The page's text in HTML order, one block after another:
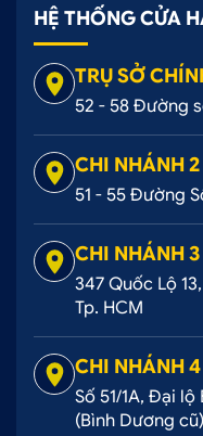
HỆ THỐNG CỬA
TRỤ SỞ
52 - 58 Đường
CHI NHÁNH 2
51 - 55 Đường
CHI NHÁNH 3
347 Quốc Lộ
Tp. HCM
CHI NHÁNH 4
Số 51/1A, Đại lộ
(Bình Dương